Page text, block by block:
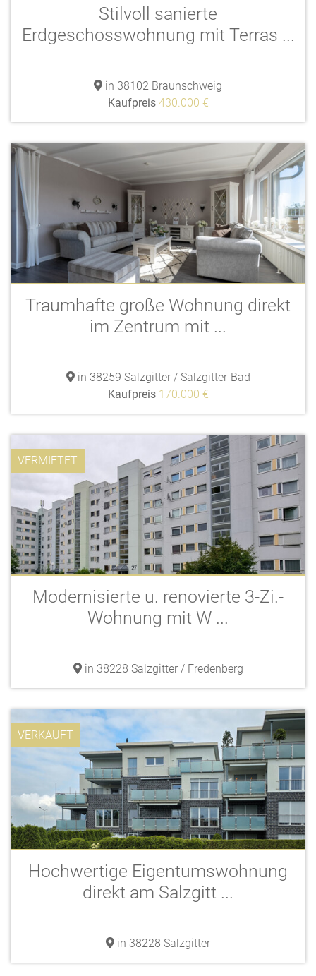
Stilvoll sanierte
Erdgeschosswohnung mit Terras ...
in 38102 Braunschweig
Kaufpreis 430.000 €
Traumhafte große Wohnung direkt
im Zentrum mit ...
in 38259 Salzgitter / Salzgitter-Bad
Kaufpreis 170.000 €
VERMIETET
Modernisierte u. renovierte 3-Zi.-
Wohnung mit W ...
in 38228 Salzgitter / Fredenberg
VERKAUFT
Hochwertige Eigentumswohnung
direkt am Salzgitt ...
in 38228 Salzgitter